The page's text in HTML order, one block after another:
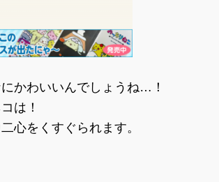
かわいいんでしょうね…！
は！
心をくすぐられます。